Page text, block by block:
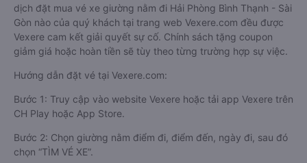
dịch đặt mua vé xe giường nằm đi Hải Phòng Bình Thạnh - Sài
Gòn nào của quý khách tại trang web Vexere.com đều được
Vexere cam kết giải quyết sự cố. Chính sách tặng coupon
giảm giá hoặc hoàn tiền sẽ tùy theo từng trường hợp sự việc.
Hướng dẫn đặt vé tại Vexere.com:
Bước 1: Truy cập vào website Vexere hoặc tải app Vexere trên
CH Play hoặc App Store.
Bước 2: Chọn giường nằm điểm đi, điểm đến, ngày đi, sau đó
chọn “TÌM VÉ XE”.